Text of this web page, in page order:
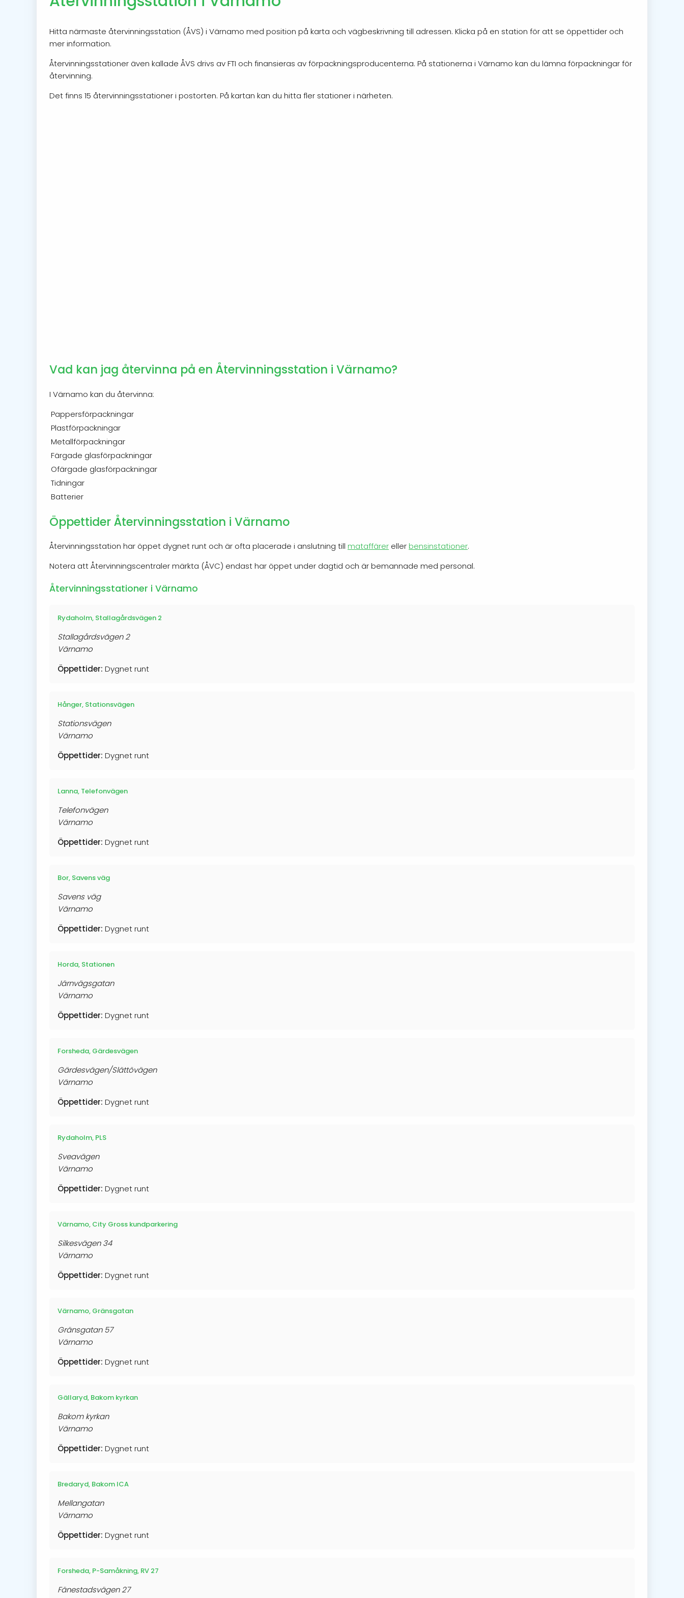
Hitta närmaste återvinningsstation (ÅVS) i Värnamo med position på karta och vägbeskrivning till adressen. Klicka på en station för att se öppettider och
mer information.
Återvinningsstationer även kallade ÅVS drivs av FTI och finansieras av förpackningsproducenterna. På stationerna i Värnamo kan du lämna förpackningar för
återvinning.
Det finns 15 återvinningsstationer i postorten. På kartan kan du hitta fler stationer i närheten.
Vad kan jag återvinna på en Återvinningsstation i Värnamo?
I Värnamo kan du återvinna:
Pappersförpackningar
Plastförpackningar
Metallförpackningar
Färgade glasförpackningar
Ofärgade glasförpackningar
Tidningar
Batterier
Öppettider Återvinningsstation i Värnamo
Återvinningsstation har öppet dygnet runt och är ofta placerade i anslutning till mataffärer ellerbensinstationer.
Notera att Återvinningscentraler märkta (ÅVC) endast har öppet under dagtid och är bemannade med personal.
Återvinningsstationer i Värnamo
Rydaholm, Stallagårdsvägen 2
Stallagårdsvägen 2
Värnamo
Öppettider: Dygnet runt
Hånger, Stationsvägen
Stationsvägen
Värnamo
Öppettider: Dygnet runt
Lanna, Telefonvägen
Telefonvägen
Värnamo
Öppettider: Dygnet runt
Bor, Savens väg
Savens väg
Värnamo
Öppettider: Dygnet runt
Horda, Stationen
Järnvägsgatan
Värnamo
Öppettider: Dygnet runt
Forsheda, Gärdesvägen
Gärdesvägen/Slättövägen
Värnamo
Öppettider: Dygnet runt
Rydaholm, PLS
Sveavägen
Värnamo
Öppettider: Dygnet runt
Värnamo, City Gross kundparkering
Silkesvägen 34
Värnamo
Öppettider: Dygnet runt
Värnamo, Gränsgatan
Gränsgatan 57
Värnamo
Öppettider: Dygnet runt
Gällaryd, Bakom kyrkan
Bakom kyrkan
Värnamo
Öppettider: Dygnet runt
Bredaryd, Bakom ICA
Mellangatan
Värnamo
Öppettider: Dygnet runt
Forsheda, P-Samåkning, RV 27
Fänestadsvägen 27